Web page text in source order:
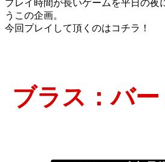
プレイ時間が長いゲームを平日の夜
うこの企画。
今回プレイして頂くのはコチラ！
ブラス：バ